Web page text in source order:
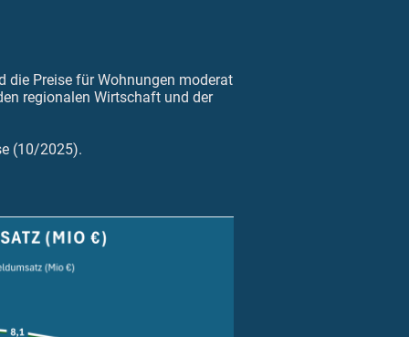
Preise für Wohnungen moderat
regionalen Wirtschaft und der
(10/2025).